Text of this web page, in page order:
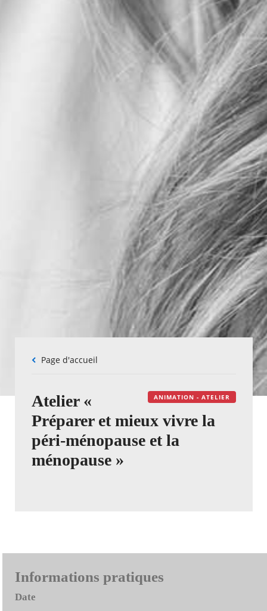
Fil
Page d'accueil
ANIMATION - ATELIER
Atelier «
Préparer et mieux vivre la
péri-ménopause et la
ménopause »
Informations pratiques
Date